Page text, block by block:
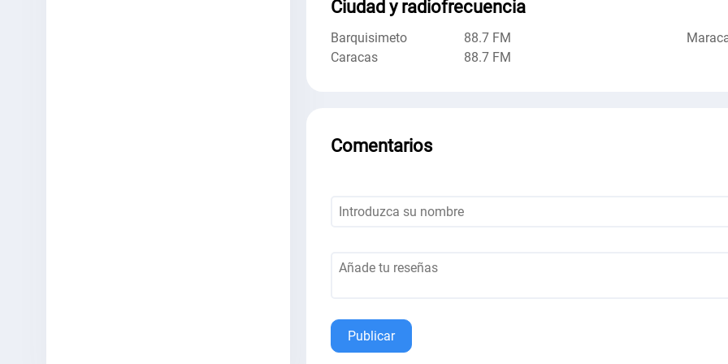
Ciudad y radiofrecuencia
Barquisimeto
88.7 FM
Caracas
88.7 FM
Comentarios
Publicar